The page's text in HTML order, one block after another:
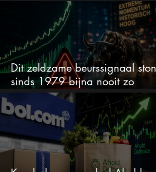
wordt het tijd om te verkopen?
Dit zeldzame beurssignaal stond
sinds 1979 bijna nooit zo
extreem